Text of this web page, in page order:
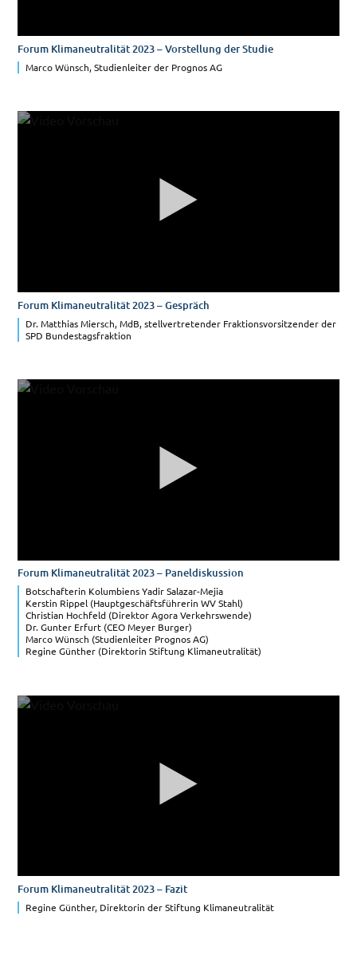
Forum Klimaneutralität 2023 – Vorstellung der Studie
Marco Wünsch, Studienleiter der Prognos AG
Forum Klimaneutralität 2023 – Gespräch
Dr. Matthias Miersch, MdB, stellvertretender Fraktionsvorsitzender der
SPD Bundestagsfraktion
Forum Klimaneutralität 2023 – Paneldiskussion
Botschafterin Kolumbiens Yadir Salazar-Mejia
Kerstin Rippel (Hauptgeschäftsführerin WV Stahl)
Christian Hochfeld (Direktor Agora Verkehrswende)
Dr. Gunter Erfurt (CEO Meyer Burger)
Marco Wünsch (Studienleiter Prognos AG)
Regine Günther (Direktorin Stiftung Klimaneutralität)
Forum Klimaneutralität 2023 – Fazit
Regine Günther, Direktorin der Stiftung Klimaneutralität